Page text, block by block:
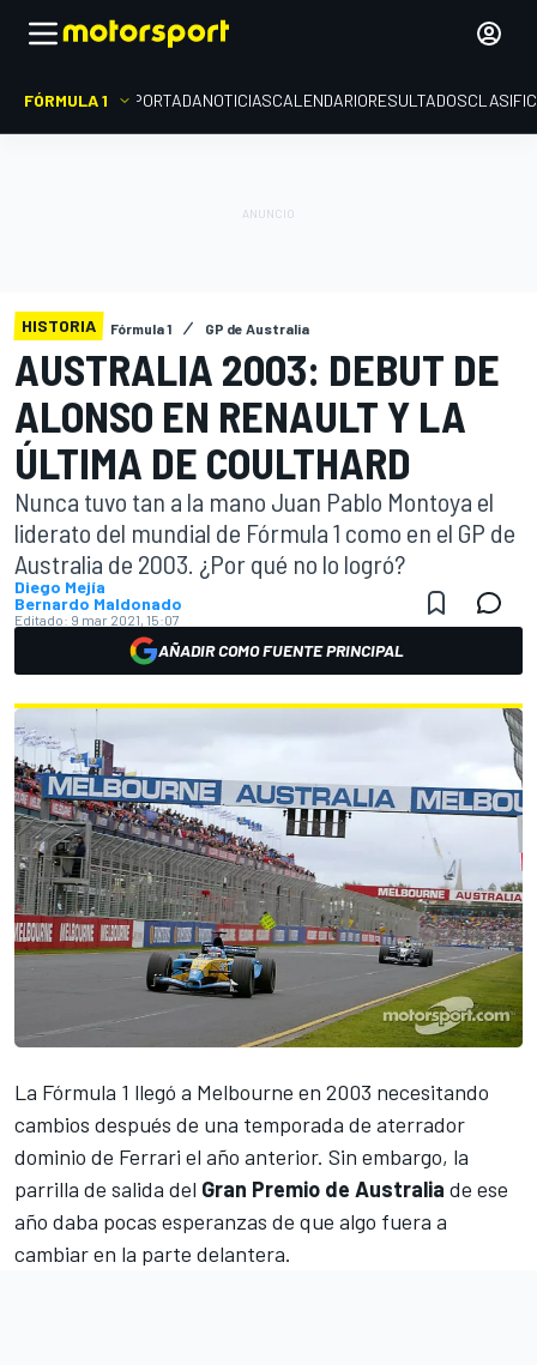
FÓRMULA 1 PORTADANOTICIASCALENDARIORESULTADOS
HISTORIA Fórmula 1 GP de Australia
AUSTRALIA 2003: DEBUT DE
ALONSO EN RENAULT Y LA
ÚLTIMA DE COULTHARD
Nunca tuvo tan a la mano Juan Pablo Montoya el
liderato del mundial de Fórmula 1 como en el GP de
Australia de 2003. ¿Por qué no lo logró?
Diego Mejía
Bernardo Maldonado
Editado: 9 mar 2021, 15:07
AÑADIR COMO FUENTE PRINCIPAL
La Fórmula 1 llegó a Melbourne en 2003 necesitando
cambios después de una temporada de aterrador
dominio de Ferrari el año anterior. Sin embargo, la
parrilla de salida del Gran Premio de Australia de ese
año daba pocas esperanzas de que algo fuera a
cambiar en la parte delantera.